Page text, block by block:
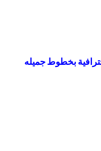
بخطوط جميله